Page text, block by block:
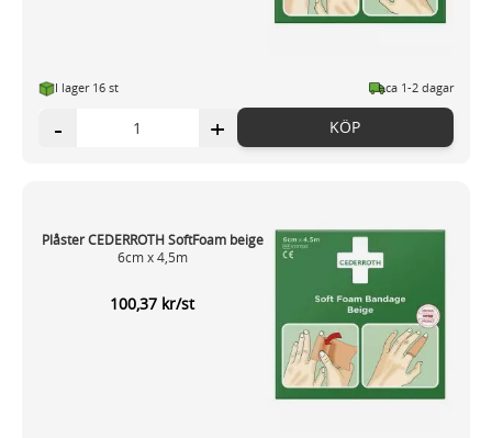
I lager 16 st ca 1-2 dagar
- + KÖP
Plåster CEDERROTH SoftFoam beige
6cm x 4,5m
100,37 kr/st